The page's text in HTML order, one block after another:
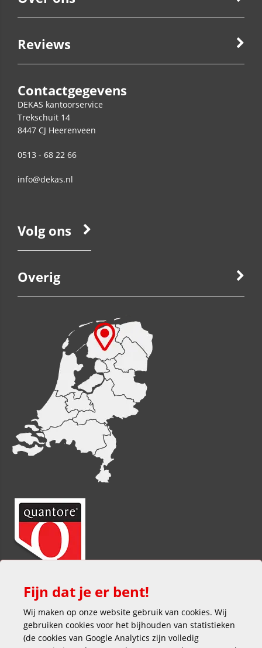
Reviews
Contactgegevens
DEKAS kantoorservice
Trekschuit 14
8447 CJ Heerenveen
0513 - 68 22 66
info@dekas.nl
Volg ons
Overig
Fijn dat je er bent!
Wij maken op onze website gebruik van cookies. Wij
gebruiken cookies voor het bijhouden van statistieken
(de cookies van Google Analytics zijn volledig